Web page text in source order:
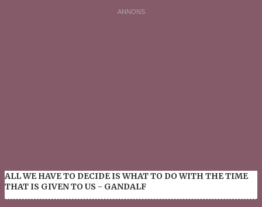
ALL WE HAVE TO DECIDE IS WHAT TO DO WITH THE TIME
THAT IS GIVEN TO US - GANDALF